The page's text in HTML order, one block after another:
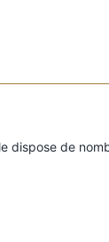
dispose de